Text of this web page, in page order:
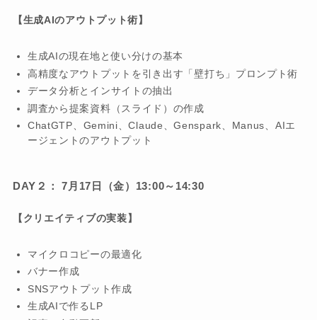
【生成AIのアウトプット術】
生成AIの現在地と使い分けの基本
高精度なアウトプットを引き出す「壁打ち」プロンプト術
データ分析とインサイトの抽出
調査から提案資料（スライド）の作成
ChatGTP、Gemini、Claude、Genspark、Manus、AIエ
ージェントのアウトプット
DAY２： 7月17日（金）13:00～14:30
【クリエイティブの実装】
マイクロコピーの最適化
バナー作成
SNSアウトプット作成
生成AIで作るLP